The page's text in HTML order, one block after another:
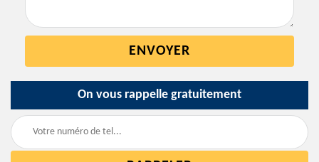
On vous rappelle gratuitement